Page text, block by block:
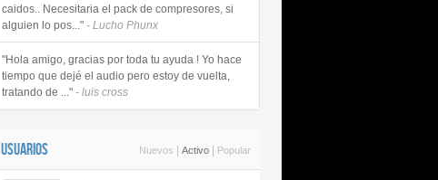
caidos.. Necesitaria el pack de compresores, si
alguien lo pos..." - Lucho Phunx
"Hola amigo, gracias por toda tu ayuda ! Yo hace
tiempo que dejé el audio pero estoy de vuelta,
tratando de ..." - luis cross
USUARIOS Nuevos Activo Popular